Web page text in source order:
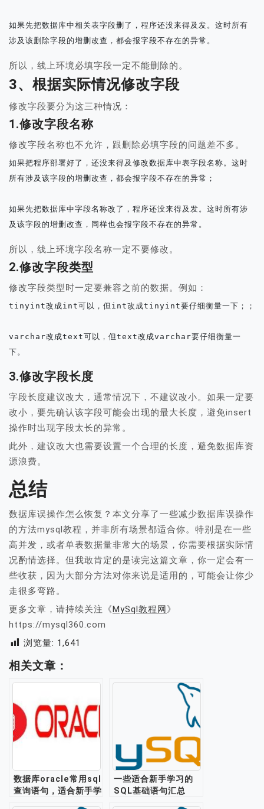
如果先把数据库中相关表字段删了，程序还没来得及发。这时所有
涉及该删除字段的增删改查，都会报字段不存在的异常。
所以，线上环境必填字段一定不能删除的。
3、根据实际情况修改字段
修改字段要分为这三种情况：
1.修改字段名称
修改字段名称也不允许，跟删除必填字段的问题差不多。
如果把程序部署好了，还没来得及修改数据库中表字段名称。这时
所有涉及该字段的增删改查，都会报字段不存在的异常；
如果先把数据库中字段名称改了，程序还没来得及发。这时所有涉
及该字段的增删改查，同样也会报字段不存在的异常。
所以，线上环境字段名称一定不要修改。
2.修改字段类型
修改字段类型时一定要兼容之前的数据。例如：
tinyint改成int可以，但int改成tinyint要仔细衡量一下；；
varchar改成text可以，但text改成varchar要仔细衡量一
下。
3.修改字段长度
字段长度建议改大，通常情况下，不建议改小。如果一定要
改小，要先确认该字段可能会出现的最大长度，避免insert
操作时出现字段太长的异常。
此外，建议改大也需要设置一个合理的长度，避免数据库资
源浪费。
总结
数据库误操作怎么恢复？本文分享了一些减少数据库误操作
的方法mysql教程，并非所有场景都适合你。特别是在一些
高并发，或者单表数据量非常大的场景，你需要根据实际情
况酌情选择。但我敢肯定的是读完这篇文章，你一定会有一
些收获，因为大部分方法对你来说是适用的，可能会让你少
走很多弯路。
更多文章，请持续关注《 MySql教程网 》
https://mysql360.com
浏览量: 1,641
相关文章：
数据库oracle常用sql
查询语句，适合新手学
一些适合新手学习的
SQL基础语句汇总